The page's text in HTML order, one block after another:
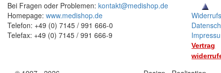
Bei Fragen oder Problemen: kontakt@medishop.de
Homepage: www.medishop.de
Telefon: +49 (0) 7145 / 991 666-0
Telefax: +49 (0) 7145 / 991 666-9
Vertrag